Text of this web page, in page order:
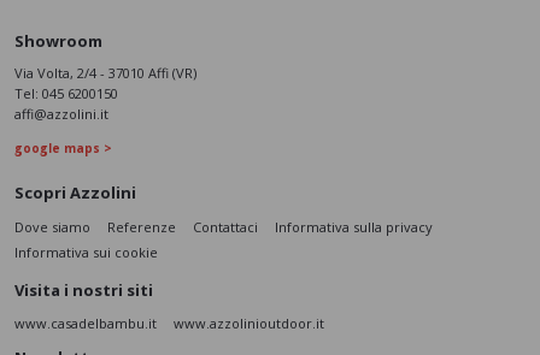
Showroom
Via Volta, 2/4 - 37010 Affi (VR)
Tel: 045 6200150
affi@azzolini.it
google maps >
Scopri Azzolini
Dove siamo Referenze Contattaci
Informativa sulla privacy
Informativa sui cookie
Visita i nostri siti
www.casadelbambu.it www.azzolinioutdoor.it